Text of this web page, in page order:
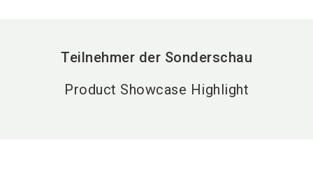
Teilnehmer der Sonderschau
Product Showcase Highlight